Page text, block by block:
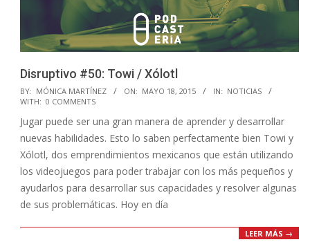
Disruptivo #50: Towi / Xólotl
2015-
05-
18
BY: MÓNICA MARTÍNEZ ON: MAYO 18, 2015 IN: NOTICIAS
WITH: 0 COMMENTS
Jugar puede ser una gran manera de aprender y desarrollar
nuevas habilidades. Esto lo saben perfectamente bien Towi y
Xólotl, dos emprendimientos mexicanos que están utilizando
los videojuegos para poder trabajar con los más pequeños y
ayudarlos para desarrollar sus capacidades y resolver algunas
de sus problemáticas. Hoy en día
LEER MÁS →